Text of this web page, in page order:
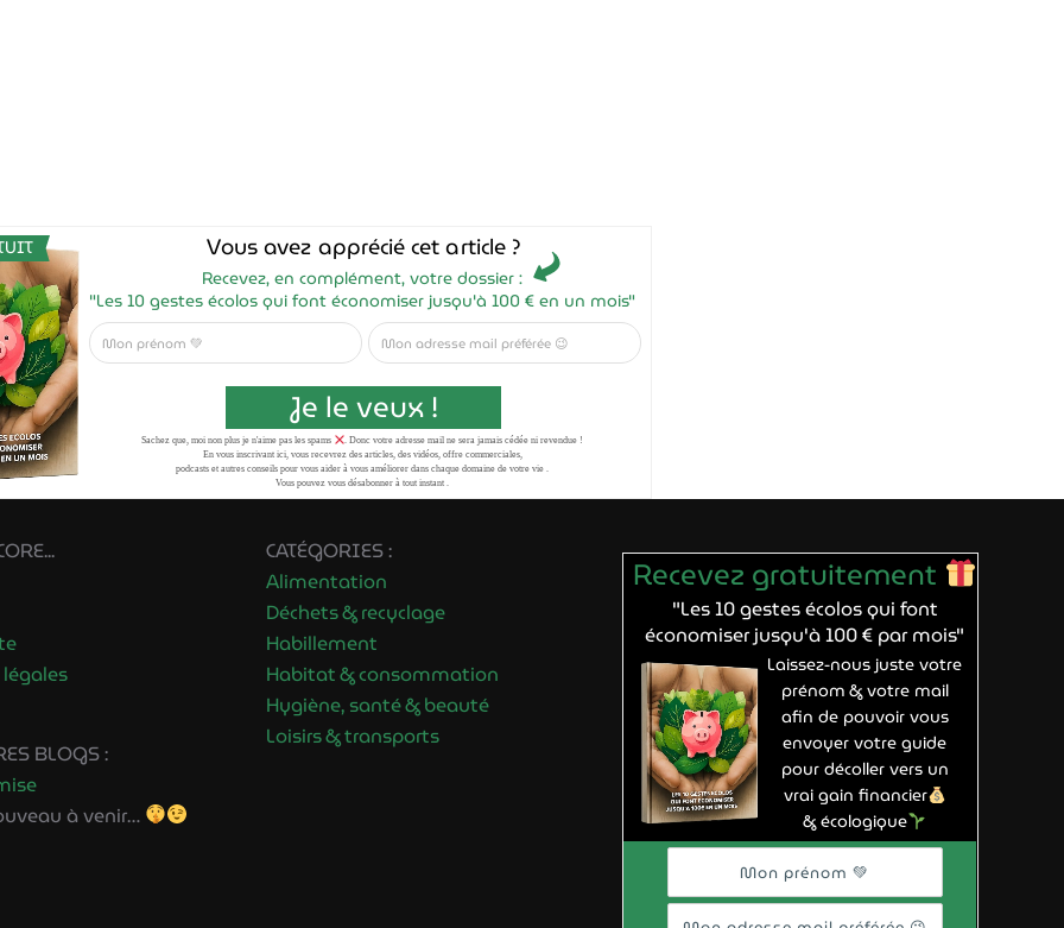
Vous avez apprécié cet article ?
Recevez, en complément, votre dossier :
"Les 10 gestes écolos qui font économiser jusqu'à 100 € en un mois"
Sachez que, moi non plus je n'aime pas les spams
. Donc votre adresse mail ne sera jamais cédée ni revendue !
En vous inscrivant ici, vous recevrez des articles, des vidéos, offre commerciales,
podcasts et autres conseils pour vous aider à vous améliorer dans chaque domaine de votre vie .
Vous pouvez vous désabonner à tout instant .
Mon prénom Mon adresse mail préférée
Je le veux !
BLOGS :
à venir…
CATÉGORIES :
Alimentation
Déchets & recyclage
Habillement
Habitat & consommation
Hygiène, santé & beauté
Loisirs & transports
Recevez gratuitement
"Les 10 gestes écolos qui font
économiser jusqu'à 100 € par mois"
Laissez-nous juste votre
prénom & votre mail
afin de pouvoir vous
envoyer votre guide
pour décoller vers un
vrai gain financier
& écologique
Mon adresse mail préférée